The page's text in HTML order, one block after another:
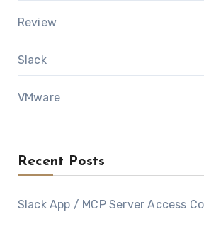
Review
Slack
VMware
Recent Posts
Slack App / MCP Server Access